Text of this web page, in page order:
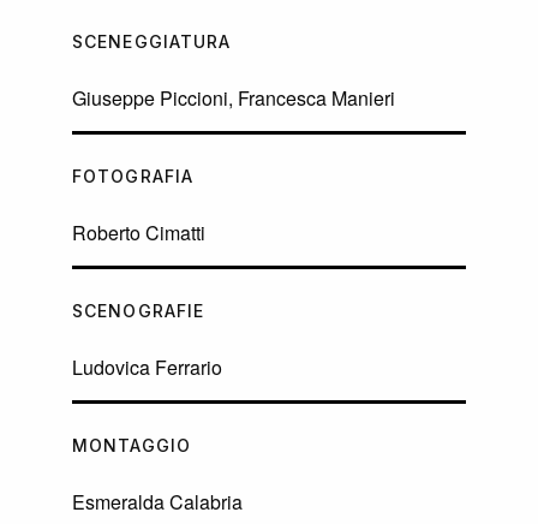
SCENEGGIATURA
Giuseppe Piccioni, Francesca Manieri
FOTOGRAFIA
Roberto Cimatti
SCENOGRAFIE
Ludovica Ferrario
MONTAGGIO
Esmeralda Calabria